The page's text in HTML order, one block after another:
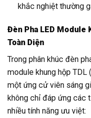
khắc nghiệt thường
Đèn Pha LED Module
Toàn Diện
Trong phân khúc đèn
module khung hộp TDL
một ứng cử viên sáng
không chỉ đáp ứng các
nhiều tính năng ưu việt: